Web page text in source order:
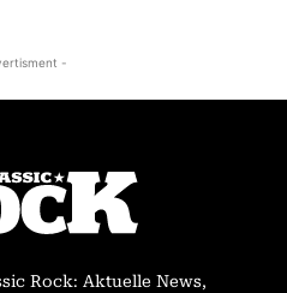
-
Rock: Aktuelle News,